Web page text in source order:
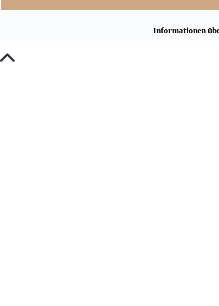
Informationen